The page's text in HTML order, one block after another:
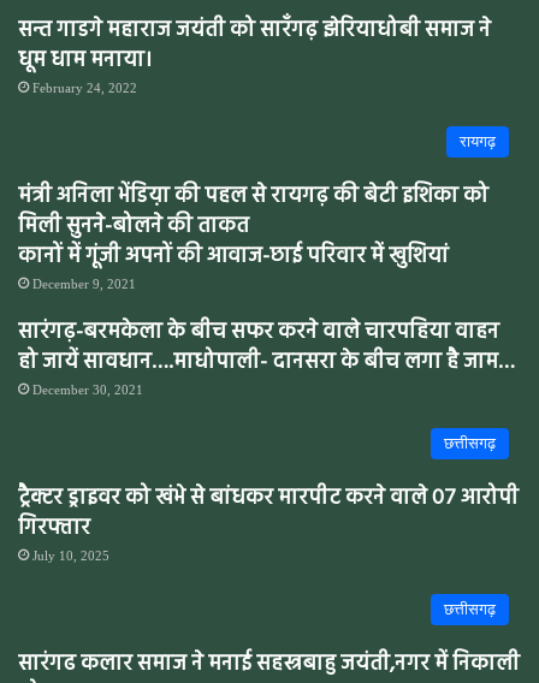
सन्त गाडगे महाराज जयंती को सारँगढ़ झेरियाधोबी समाज ने
धूम धाम मनाया।
February 24, 2022
रायगढ़
मंत्री अनिला भेंडिय़ा की पहल से रायगढ़ की बेटी इशिका को
मिली सुनने-बोलने की ताकत
कानों में गूंजी अपनों की आवाज-छाई परिवार में खुशियां
December 9, 2021
सारंगढ़-बरमकेला के बीच सफर करने वाले चारपहिया वाहन
हो जायें सावधान….माधोपाली- दानसरा के बीच लगा है जाम…
December 30, 2021
छत्तीसगढ़
ट्रैक्टर ड्राइवर को खंभे से बांधकर मारपीट करने वाले 07 आरोपी
गिरफ्तार
July 10, 2025
छत्तीसगढ़
सारंगढ कलार समाज ने मनाई सहस्त्रबाहु जयंती,नगर में निकाली